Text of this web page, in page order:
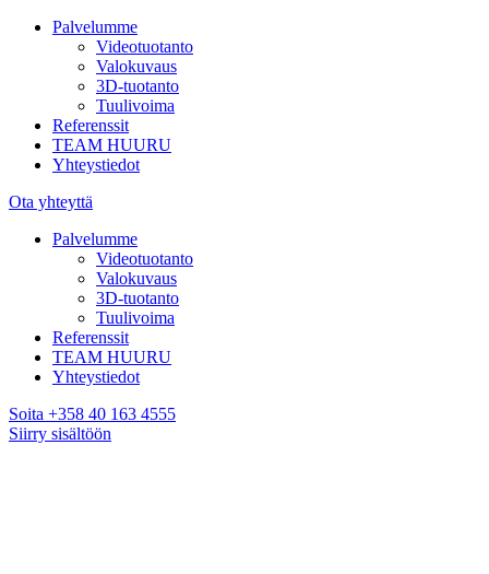
Palvelumme
Videotuotanto
Valokuvaus
3D-tuotanto
Tuulivoima
Referenssit
TEAM HUURU
Yhteystiedot
Ota yhteyttä
Palvelumme
Videotuotanto
Valokuvaus
3D-tuotanto
Tuulivoima
Referenssit
TEAM HUURU
Yhteystiedot
Soita +358 40 163 4555
Siirry sisältöön